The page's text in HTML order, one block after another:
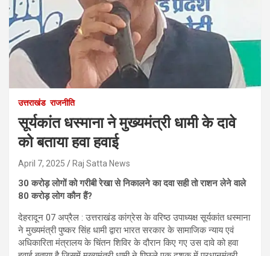
उत्तराखंड राजनीति
सूर्यकांत धस्माना ने मुख्यमंत्री धामी के दावे
को बताया हवा हवाई
April 7, 2025 Raj Satta News
30 करोड़ लोगों को गरीबी रेखा से निकालने का दवा सही तो राशन लेने वाले
80 करोड़ लोग कौन हैं?
देहरादून 07 अप्रैल : उत्तराखंड कांग्रेस के वरिष्ठ उपाध्यक्ष सूर्यकांत धस्माना
ने मुख्यमंत्री पुष्कर सिंह धामी द्वारा भारत सरकार के सामाजिक न्याय एवं
अधिकारिता मंत्रालय के चिंतन शिविर के दौरान किए गए उस दावे को हवा